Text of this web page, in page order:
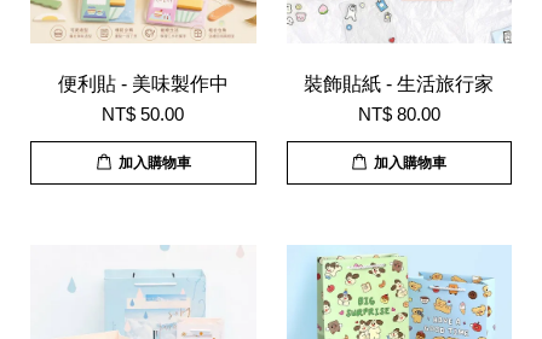
便利貼 - 美味製作中
NT$ 50.00
加入購物車
裝飾貼紙 - 生活旅行家
NT$ 80.00
加入購物車